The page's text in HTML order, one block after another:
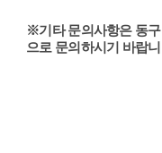
※기타 문의사항은 동
으로 문의하시기 바랍